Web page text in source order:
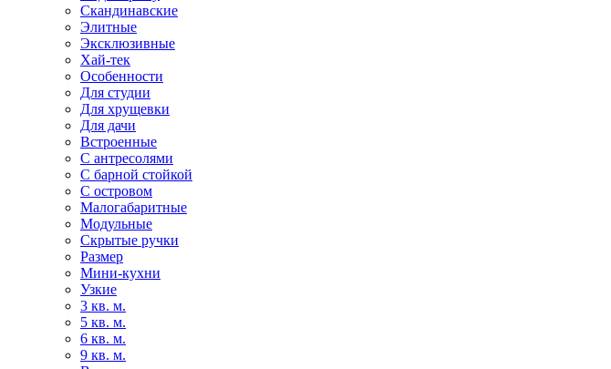
Скандинавские
Элитные
Эксклюзивные
Хай-тек
Особенности
Для студии
Для хрущевки
Для дачи
Встроенные
С антресолями
С барной стойкой
С островом
Малогабаритные
Модульные
Скрытые ручки
Размер
Мини-кухни
Узкие
3 кв. м.
5 кв. м.
6 кв. м.
9 кв. м.